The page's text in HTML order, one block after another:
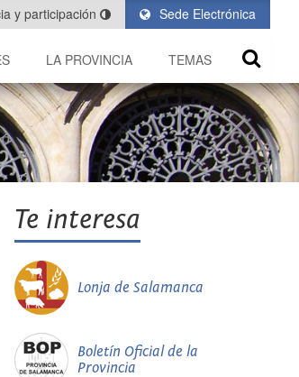
Sede Electrónica
y participación
LA PROVINCIA TEMAS
Te interesa
Lonja de Salamanca
Boletín Oficial de la
Provincia